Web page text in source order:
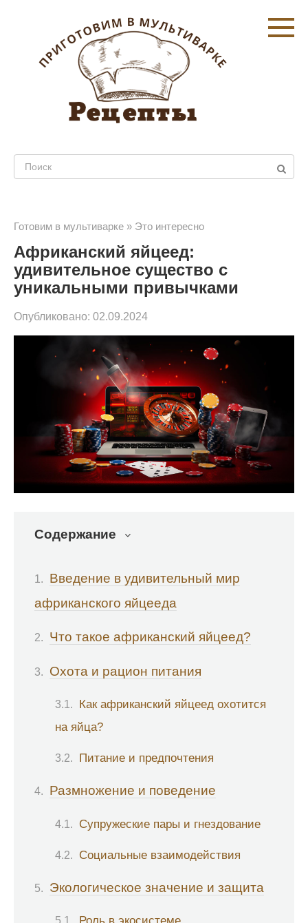
контенту
Поиск:
Готовим в мультиварке » Это интересно
Африканский яйцеед:
удивительное существо с
уникальными привычками
Опубликовано: 02.09.2024
Содержание
Введение в удивительный мир
африканского яйцееда
Что такое африканский яйцеед?
Охота и рацион питания
Как африканский яйцеед охотится
на яйца?
Питание и предпочтения
Размножение и поведение
Супружеские пары и гнездование
Социальные взаимодействия
Экологическое значение и защита